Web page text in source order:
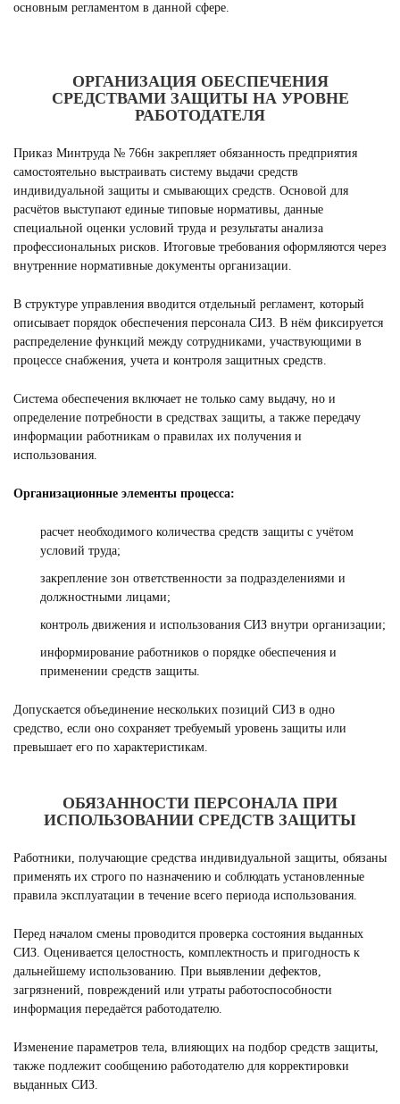
основным регламентом в данной сфере.
ОРГАНИЗАЦИЯ ОБЕСПЕЧЕНИЯ
СРЕДСТВАМИ ЗАЩИТЫ НА УРОВНЕ
РАБОТОДАТЕЛЯ
Приказ Минтруда № 766н закрепляет обязанность предприятия
самостоятельно выстраивать систему выдачи средств
индивидуальной защиты и смывающих средств. Основой для
расчётов выступают единые типовые нормативы, данные
специальной оценки условий труда и результаты анализа
профессиональных рисков. Итоговые требования оформляются через
внутренние нормативные документы организации.
В структуре управления вводится отдельный регламент, который
описывает порядок обеспечения персонала СИЗ. В нём фиксируется
распределение функций между сотрудниками, участвующими в
процессе снабжения, учета и контроля защитных средств.
Система обеспечения включает не только саму выдачу, но и
определение потребности в средствах защиты, а также передачу
информации работникам о правилах их получения и
использования.
Организационные элементы процесса:
расчет необходимого количества средств защиты с учётом
условий труда;
закрепление зон ответственности за подразделениями и
должностными лицами;
контроль движения и использования СИЗ внутри организации;
информирование работников о порядке обеспечения и
применении средств защиты.
Допускается объединение нескольких позиций СИЗ в одно
средство, если оно сохраняет требуемый уровень защиты или
превышает его по характеристикам.
ОБЯЗАННОСТИ ПЕРСОНАЛА ПРИ
ИСПОЛЬЗОВАНИИ СРЕДСТВ ЗАЩИТЫ
Работники, получающие средства индивидуальной защиты, обязаны
применять их строго по назначению и соблюдать установленные
правила эксплуатации в течение всего периода использования.
Перед началом смены проводится проверка состояния выданных
СИЗ. Оценивается целостность, комплектность и пригодность к
дальнейшему использованию. При выявлении дефектов,
загрязнений, повреждений или утраты работоспособности
информация передаётся работодателю.
Изменение параметров тела, влияющих на подбор средств защиты,
также подлежит сообщению работодателю для корректировки
выданных СИЗ.